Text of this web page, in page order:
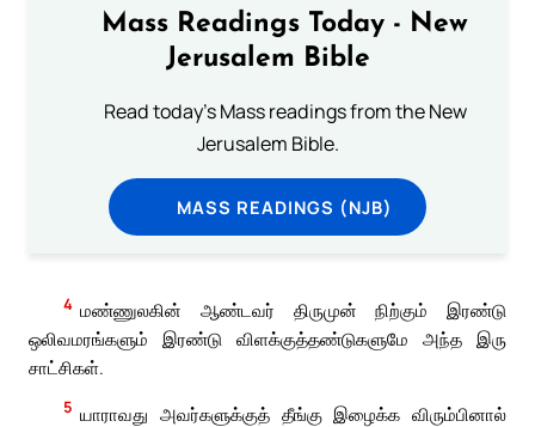
Mass Readings Today - New
Jerusalem Bible
Read today's Mass readings from the New
Jerusalem Bible.
MASS READINGS (NJB)
4 மண்ணுலகின் ஆண்டவர் திருமுன் நிற்கும் இரண்டு
ஒலிவமரங்களும் இரண்டு விளக்குத்தண்டுகளுமே அந்த இரு
சாட்சிகள்.
5 யாராவது அவர்களுக்குத் தீங்கு இழைக்க விரும்பினால்